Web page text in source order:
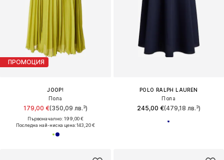
ПРОМОЦИЯ
JOOP!
Пола
179,00 €(350,09 лв.³)
Първоначално: 199,00 €
Последна най-ниска цена:143,20 €
POLO RALPH LAUREN
Пола
245,00 €(479,18 лв.³)